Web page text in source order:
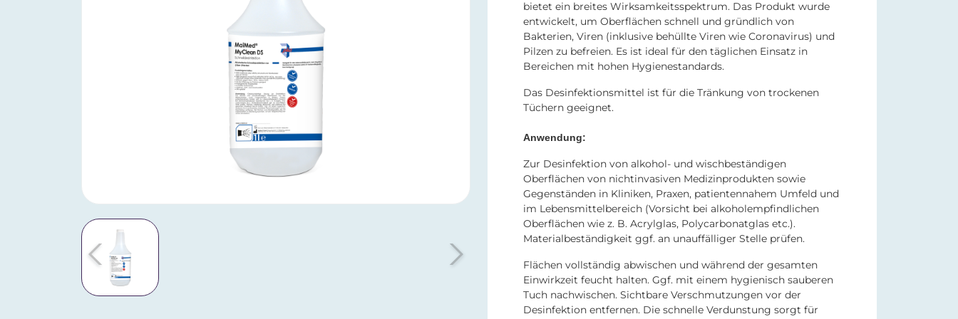
bietet ein breites Wirksamkeitsspektrum. Das Produkt wurde
entwickelt, um Oberflächen schnell und gründlich von
Bakterien, Viren (inklusive behüllte Viren wie Coronavirus) und
Pilzen zu befreien. Es ist ideal für den täglichen Einsatz in
Bereichen mit hohen Hygienestandards.
Das Desinfektionsmittel ist für die Tränkung von trockenen
Tüchern geeignet.
Anwendung:
Zur Desinfektion von alkohol- und wischbeständigen
Oberflächen von nichtinvasiven Medizinprodukten sowie
Gegenständen in Kliniken, Praxen, patientennahem Umfeld und
im Lebensmittelbereich (Vorsicht bei alkoholempfindlichen
Oberflächen wie z. B. Acrylglas, Polycarbonatglas etc.).
Materialbeständigkeit ggf. an unauffälliger Stelle prüfen.
Flächen vollständig abwischen und während der gesamten
Einwirkzeit feucht halten. Ggf. mit einem hygienisch sauberen
Tuch nachwischen. Sichtbare Verschmutzungen vor der
Desinfektion entfernen. Die schnelle Verdunstung sorgt für